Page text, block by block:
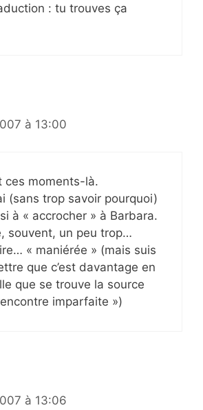
: tu trouves ça
à 13:00
ces moments-là.
(sans trop savoir pourquoi)
à « accrocher » à Barbara.
souvent, un peu trop…
« maniérée » (mais suis
que c’est davantage en
que se trouve la source
imparfaite »)
à 13:06